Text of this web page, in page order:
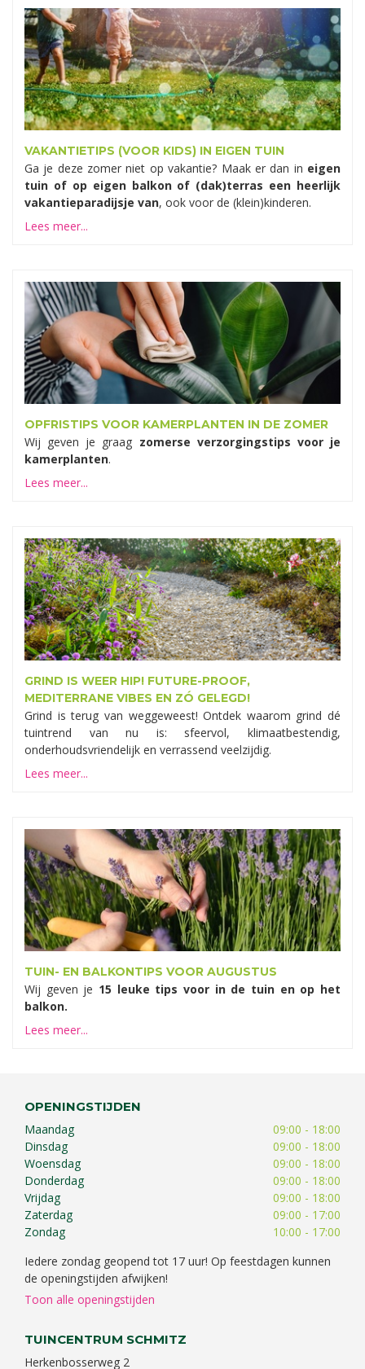
VAKANTIETIPS (VOOR KIDS) IN EIGEN TUIN
Ga je deze zomer niet op vakantie? Maak er dan in eigen
tuin of op eigen balkon of (dak)terras een heerlijk
vakantieparadijsje van, ook voor de (klein)kinderen.
Lees meer...
OPFRISTIPS VOOR KAMERPLANTEN IN DE ZOMER
Wij geven je graag zomerse verzorgingstips voor je
kamerplanten.
Lees meer...
GRIND IS WEER HIP! FUTURE-PROOF,
MEDITERRANE VIBES EN ZÓ GELEGD!
Grind is terug van weggeweest! Ontdek waarom grind dé
tuintrend van nu is: sfeervol, klimaatbestendig,
onderhoudsvriendelijk en verrassend veelzijdig.
Lees meer...
TUIN- EN BALKONTIPS VOOR AUGUSTUS
Wij geven je 15 leuke tips voor in de tuin en op het
balkon.
Lees meer...
OPENINGSTIJDEN
Maandag
09:00 - 18:00
Dinsdag
09:00 - 18:00
Woensdag
09:00 - 18:00
Donderdag
09:00 - 18:00
Vrijdag
09:00 - 18:00
Zaterdag
09:00 - 17:00
Zondag
10:00 - 17:00
Iedere zondag geopend tot 17 uur! Op feestdagen kunnen
de openingstijden afwijken!
Toon alle openingstijden
TUINCENTRUM SCHMITZ
Herkenbosserweg 2